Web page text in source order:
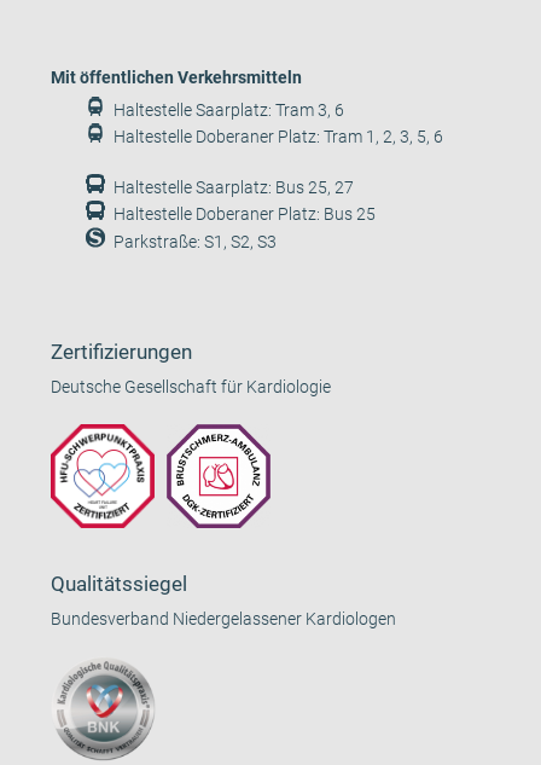
Mit öffentlichen Verkehrsmitteln
Haltestelle Saarplatz: Tram 3, 6
Haltestelle Doberaner Platz: Tram 1, 2, 3, 5, 6
Haltestelle Saarplatz: Bus 25, 27
Haltestelle Doberaner Platz: Bus 25
Parkstraße: S1, S2, S3
Zertifizierungen
Deutsche Gesellschaft für Kardiologie
Qualitätssiegel
Bundesverband Niedergelassener Kardiologen